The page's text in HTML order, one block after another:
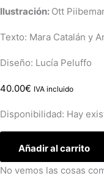
Ilustración: Ott
Texto: Mara Catalán y
Diseño: Lucía Peluffo
40.00€ IVA incluido
Disponibilidad: Hay
Añadir al carrito
No vemos las cosas